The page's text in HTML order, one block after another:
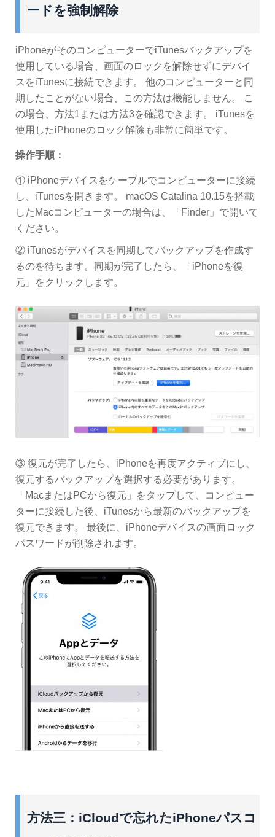
ードを強制解除
iPhoneがそのコンピューターでiTunesバックアップを
使用している場合、画面のロックを解除せずにデバイ
スをiTunesに接続できます。 他のコンピューターと同
期したことがない場合、この方法は機能しません。 こ
の場合、方法1または方法3を確認できます。 iTunesを
使用したiPhoneのロック解除も非常に簡単です。
操作手順：
① iPhoneデバイスをケーブルでコンピューターに接続
し、iTunesを開きます。 macOS Catalina 10.15を搭載
したMacコンピューターの場合は、「Finder」で開いて
ください。
② iTunesがデバイスを同期してバックアップを作成す
るのを待ちます。同期が完了したら、「iPhoneを復
元」をクリックします。
③ 復元が完了したら、iPhoneを再度アクティブにし、
復元するバックアップを選択する必要があります。
「MacまたはPCから復元」をタップして、コンピュー
ターに接続した後、iTunesから最新のバックアップを
復元できます。 最後に、iPhoneデバイスの画面ロック
パスワードが削除されます。
方法三：iCloudで忘れたiPhoneパスコ